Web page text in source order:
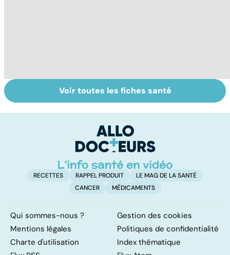
Narcolepsie : des
crises de
Maladie de
Huntington : une
neurologique
incurable
Voir toutes les fiches santé
RECETTES RAPPEL PRODUIT
LE MAG DE LA SANTÉ
CANCER
MÉDICAMENTS
Qui sommes-nous ?
Gestion des cookies
Mentions légales
Politiques de confidentialité
Charte d'utilisation
Index thématique